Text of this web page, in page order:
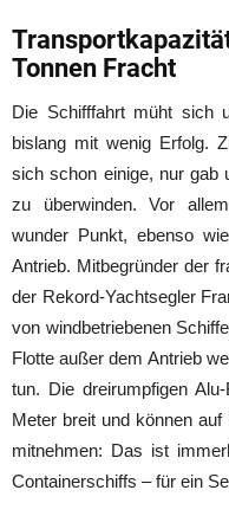
Tonnen Fracht
Die Schifffahrt müht sich
bislang mit wenig Erfolg.
sich schon einige, nur gab
zu überwinden. Vor
wunder Punkt, ebenso
Antrieb. Mitbegründer der
der Rekord-Yachtsegler
von windbetriebenen
Flotte außer dem Antrieb
tun. Die dreirumpfigen
Meter breit und können
mitnehmen: Das ist
Containerschiffs – für ein